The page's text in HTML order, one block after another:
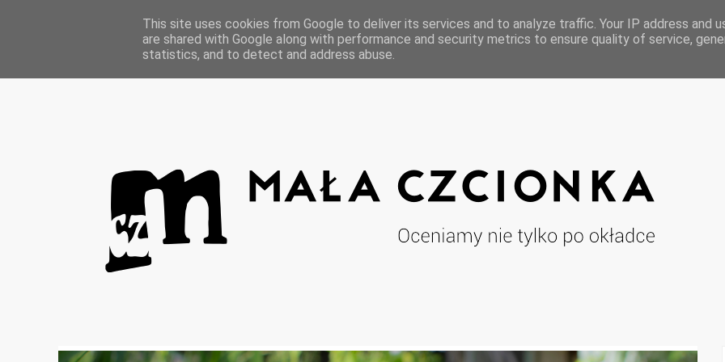
Strona głównaThis site uses cookies from Google to deliver its services and to analyze traffic. Your IP address and
are shared with Google along with performance and security metrics to ensure quality of service,
statistics, and to detect and address abuse.